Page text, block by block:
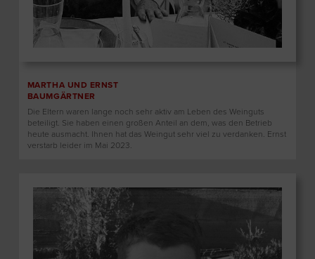
MARTHA UND ERNST
BAUMGÄRTNER
Die Eltern waren lange noch sehr aktiv am Leben des Weinguts
beteiligt. Sie haben einen großen Anteil an dem, was den Betrieb
heute ausmacht. Ihnen hat das Weingut sehr viel zu verdanken. Ernst
verstarb leider im Mai 2023.